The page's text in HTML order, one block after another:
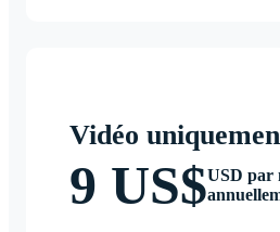
Vidéo
9 US$USD par